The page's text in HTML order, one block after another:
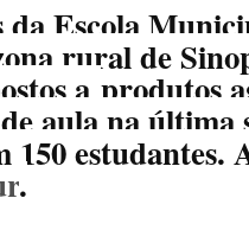
da Escola
rural de
a produtos
aula na
150 estudantes.
.